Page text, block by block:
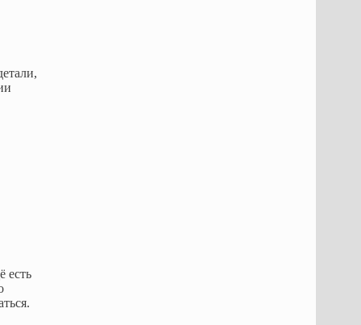
есть